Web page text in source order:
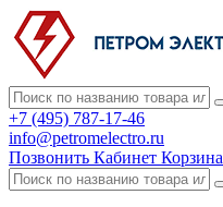
+7 (495) 787-17-46
info@petromelectro.ru
Позвонить Кабинет Корзина